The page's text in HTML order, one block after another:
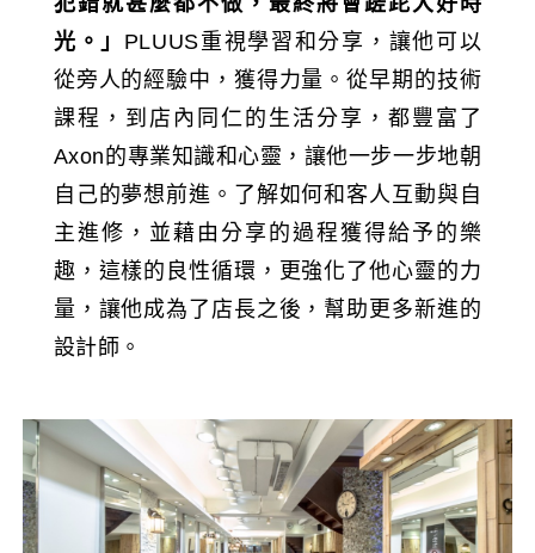
光。」 PLUUS重視學習和分享，讓他可以
從旁人的經驗中，獲得力量。從早期的技術
課程，到店內同仁的生活分享，都豐富了
Axon的專業知識和心靈，讓他一步一步地朝
自己的夢想前進。了解如何和客人互動與自
主進修，並藉由分享的過程獲得給予的樂
趣，這樣的良性循環，更強化了他心靈的力
量，讓他成為了店長之後，幫助更多新進的
設計師。